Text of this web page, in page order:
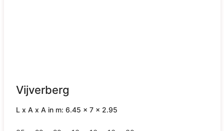
Vijverberg
L x A x A in m: 6.45 x 7 x 2.95